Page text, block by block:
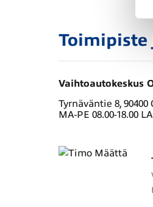
Vaihtoautokeskus
Tyrnäväntie 8, 90400
MA-PE 08.00-18.00